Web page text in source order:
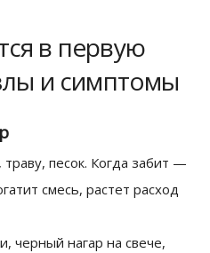
в первую
и симптомы
песок. Когда забит —
смесь, растет расход
черный нагар на свече,